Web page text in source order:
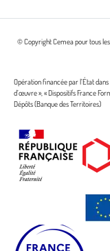
© Copyright Cemea pour tous
Opération financée par l’État
d’œuvre », « Dispositifs France
Dépôts (Banque des Territoires)